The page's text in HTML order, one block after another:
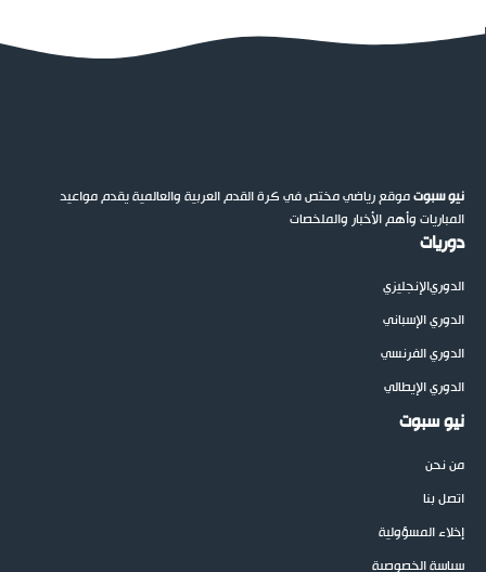
نيو سبوتموقع رياضي مختص في كرة القدم العربية والعالمية يقدم مواعيد
المباريات وأهم الأخبار والملخصات
دوريات
الدوريالإنجليزي
الدوري الإسباني
الدوري الفرنسي
الدوري الإيطالي
نيو سبوت
من نحن
اتصل بنا
إخلاء المسؤولية
سياسة الخصوصية